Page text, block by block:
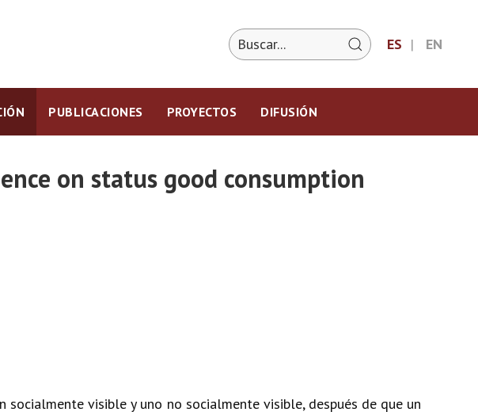
ES EN
PUBLICACIONES PROYECTOS DIFUSIÓN
on status good consumption
visible y uno no socialmente visible, después de que un